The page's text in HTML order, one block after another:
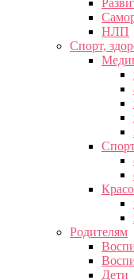
НЛП
Спорт,
Родителям
Дети